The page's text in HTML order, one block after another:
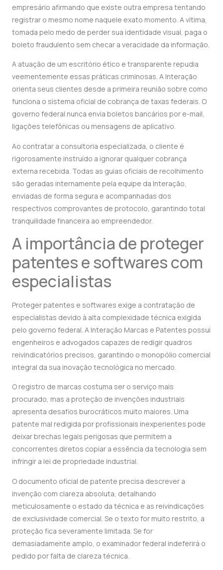
empresário afirmando que existe outra empresa tentando
registrar o mesmo nome naquele exato momento. A vítima,
tomada pelo medo de perder sua identidade visual, paga o
boleto fraudulento sem checar a veracidade da informação.
A atuação de um escritório ético e transparente repudia
veementemente essas práticas criminosas. A Interação
orienta seus clientes desde a primeira reunião sobre como
funciona o sistema oficial de cobrança de taxas federais. O
governo federal nunca envia boletos bancários por e-mail,
ligações telefônicas ou mensagens de aplicativo.
Ao contratar a consultoria especializada, o cliente é
rigorosamente instruído a ignorar qualquer cobrança
externa recebida. Todas as guias oficiais de recolhimento
são geradas internamente pela equipe da Interação,
enviadas de forma segura e acompanhadas dos
respectivos comprovantes de protocolo, garantindo total
tranquilidade financeira ao empreendedor.
A importância de proteger
patentes e softwares com
especialistas
Proteger patentes e softwares exige a contratação de
especialistas devido à alta complexidade técnica exigida
pelo governo federal. A Interação Marcas e Patentes possui
engenheiros e advogados capazes de redigir quadros
reivindicatórios precisos, garantindo o monopólio comercial
integral da sua inovação tecnológica no mercado.
O registro de marcas costuma ser o serviço mais
procurado, mas a proteção de invenções industriais
apresenta desafios burocráticos muito maiores. Uma
patente mal redigida por profissionais inexperientes pode
deixar brechas legais perigosas que permitem a
concorrentes diretos copiar a essência da tecnologia sem
infringir a lei de propriedade industrial.
O documento oficial de patente precisa descrever a
invenção com clareza absoluta, detalhando
meticulosamente o estado da técnica e as reivindicações
de exclusividade comercial. Se o texto for muito restrito, a
proteção fica severamente limitada. Se for
demasiadamente amplo, o examinador federal indeferirá o
pedido por falta de clareza técnica.